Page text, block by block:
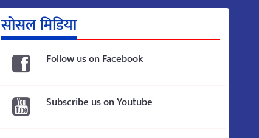
सोसल मिडिया
Follow us on Facebook
Subscribe us on Youtube